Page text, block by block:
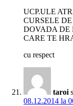
UCP.ULE
CURSELE
DOVADA DE
CARE TE
cu respect
taroi
08.12.2014 la